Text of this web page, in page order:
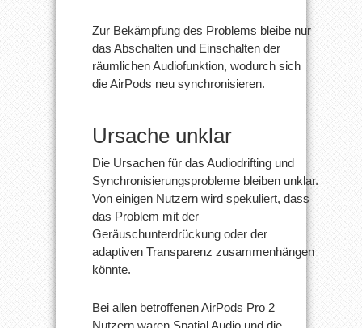
Zur Bekämpfung des Problems bleibe nur
das Abschalten und Einschalten der
räumlichen Audiofunktion, wodurch sich
die AirPods neu synchronisieren.
Ursache unklar
Die Ursachen für das Audiodrifting und
Synchronisierungsprobleme bleiben unklar.
Von einigen Nutzern wird spekuliert, dass
das Problem mit der
Geräuschunterdrückung oder der
adaptiven Transparenz zusammenhängen
könnte.
Bei allen betroffenen AirPods Pro 2
Nutzern waren Spatial Audio und die